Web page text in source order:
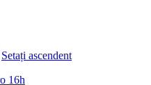
Setați ascendent